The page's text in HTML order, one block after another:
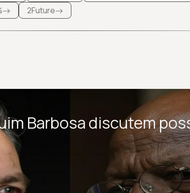
2Future
Barbosa discutem